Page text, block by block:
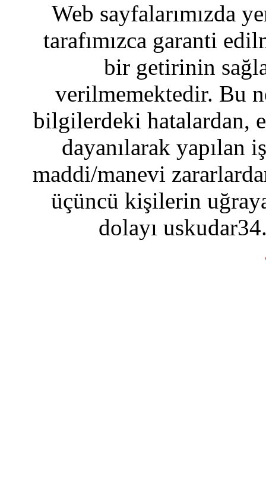
Web sayfalarımızda
tarafımızca garanti
bir getirinin
verilmemektedir. Bu
bilgilerdeki hatalardan,
dayanılarak yapılan
maddi/manevi
üçüncü kişilerin
dolayı